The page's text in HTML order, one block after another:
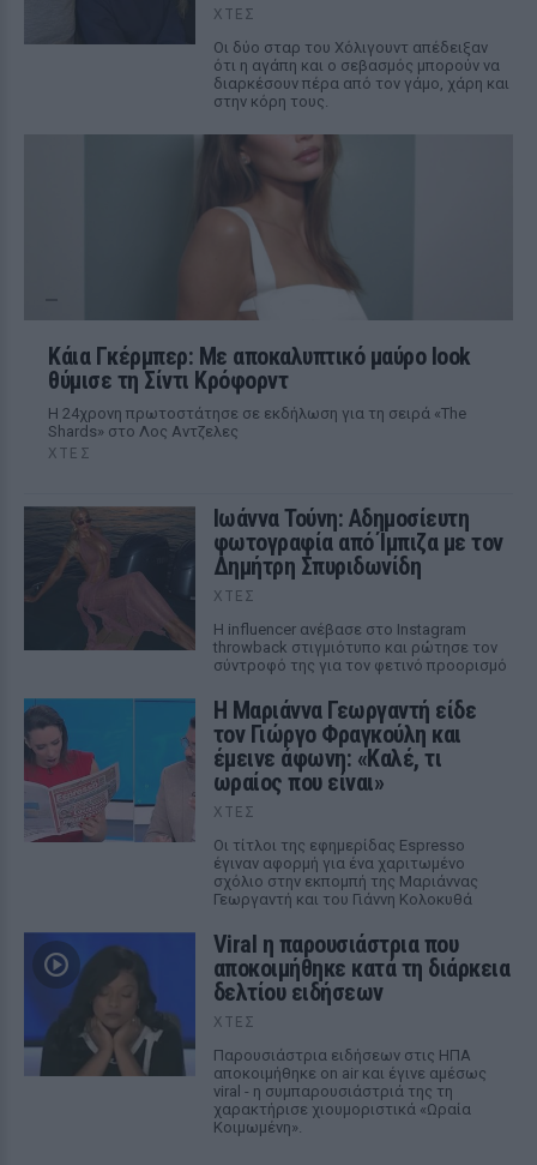
ΧΤΕΣ
Οι δύο σταρ του Χόλιγουντ απέδειξαν
ότι η αγάπη και ο σεβασμός μπορούν να
διαρκέσουν πέρα από τον γάμο, χάρη και
στην κόρη τους.
Κάια Γκέρμπερ: Με αποκαλυπτικό μαύρο look
θύμισε τη Σίντι Κρόφορντ
Η 24χρονη πρωτοστάτησε σε εκδήλωση για τη σειρά «The
Shards» στο Λος Αντζελες
ΧΤΕΣ
Ιωάννα Τούνη: Αδημοσίευτη
φωτογραφία από Ίμπιζα με τον
Δημήτρη Σπυριδωνίδη
ΧΤΕΣ
Η influencer ανέβασε στο Instagram
throwback στιγμιότυπο και ρώτησε τον
σύντροφό της για τον φετινό προορισμό
Η Μαριάννα Γεωργαντή είδε
τον Γιώργο Φραγκούλη και
έμεινε άφωνη: «Καλέ, τι
ωραίος που είναι»
ΧΤΕΣ
Οι τίτλοι της εφημερίδας Espresso
έγιναν αφορμή για ένα χαριτωμένο
σχόλιο στην εκπομπή της Μαριάννας
Γεωργαντή και του Γιάννη Κολοκυθά
Viral η παρουσιάστρια που
αποκοιμήθηκε κατά τη διάρκεια
δελτίου ειδήσεων
ΧΤΕΣ
Παρουσιάστρια ειδήσεων στις ΗΠΑ
αποκοιμήθηκε on air και έγινε αμέσως
viral - η συμπαρουσιάστριά της τη
χαρακτήρισε χιουμοριστικά «Ωραία
Κοιμωμένη».